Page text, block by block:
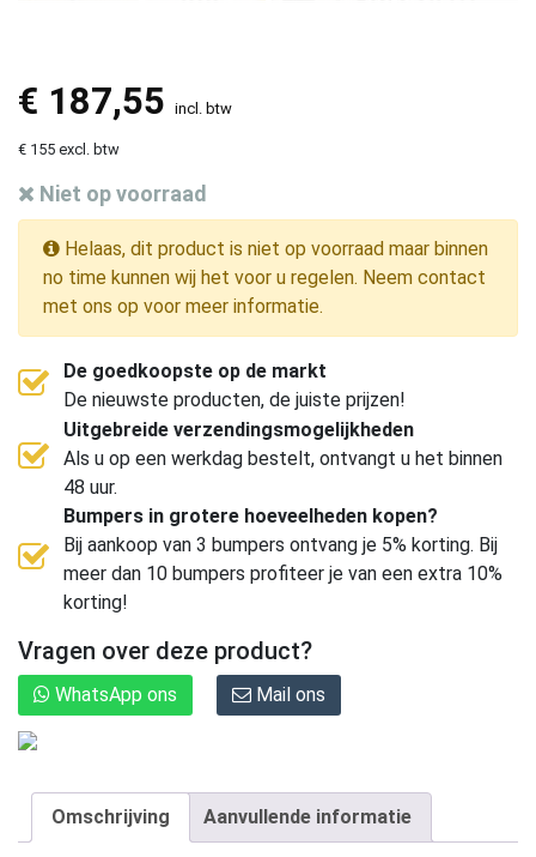
€ 187,55 incl. btw
€ 155 excl. btw
Niet op voorraad
Helaas, dit product is niet op voorraad maar binnen
no time kunnen wij het voor u regelen. Neem contact
met ons op voor meer informatie.
De goedkoopste op de markt
De nieuwste producten, de juiste prijzen!
Uitgebreide verzendingsmogelijkheden
Als u op een werkdag bestelt, ontvangt u het binnen
48 uur.
Bumpers in grotere hoeveelheden kopen?
Bij aankoop van 3 bumpers ontvang je 5% korting. Bij
meer dan 10 bumpers profiteer je van een extra 10%
korting!
Vragen over deze product?
WhatsApp ons Mail ons
Omschrijving Aanvullende informatie